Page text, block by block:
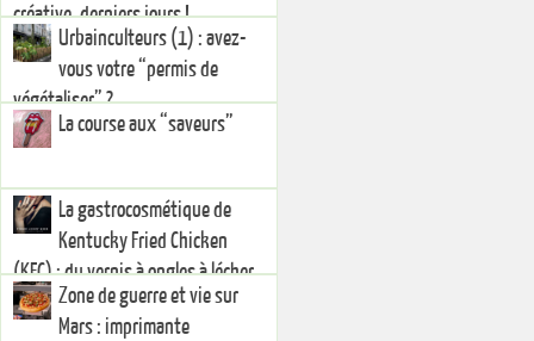
créative, derniers jours !
Urbainculteurs (1) : avez-
vous votre “permis de
végétaliser” ?
La course aux “saveurs”
La gastrocosmétique de
Kentucky Fried Chicken
(KFC) : du vernis à ongles à lécher
Zone de guerre et vie sur
Mars : imprimante